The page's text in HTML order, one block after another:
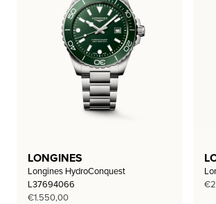
LONGINES
Longines HydroConquest
L37694066
€1.550,00
€